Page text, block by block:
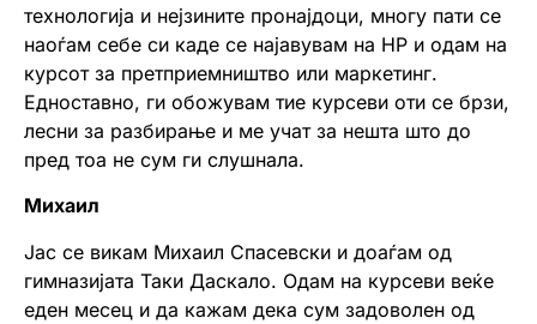
технологија и нејзините пронајдоци, многу пати се
наоѓам себе си каде се најавувам на HP и одам на
курсот за претприемништво или маркетинг.
Едноставно, ги обожувам тие курсеви оти се брзи,
лесни за разбирање и ме учат за нешта што до
пред тоа не сум ги слушнала.
Михаил
Јас се викам Михаил Спасевски и доаѓам од
гимназијата Таки Даскало. Одам на курсеви веќе
еден месец и да кажам дека сум задоволен од